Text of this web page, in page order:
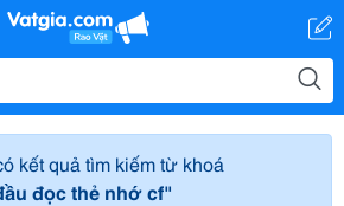
kết quả tìm kiếm từ khoá
đọc thẻ nhớ cf"